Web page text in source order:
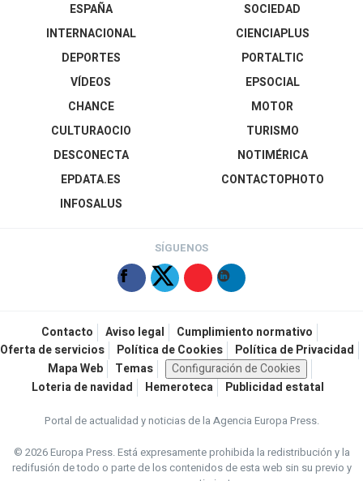
ESPAÑA
INTERNACIONAL
DEPORTES
VÍDEOS
SOCIEDAD
CIENCIAPLUS
PORTALTIC
EPSOCIAL
CHANCE
CULTURAOCIO
DESCONECTA
EPDATA.ES
INFOSALUS
MOTOR
TURISMO
NOTIMÉRICA
CONTACTOPHOTO
SÍGUENOS
Contacto Aviso legal
Cumplimiento normativo
Oferta de servicios
Política de Cookies
Política de Privacidad
Mapa Web
Temas
Configuración de Cookies
Loteria de navidad
Hemeroteca Publicidad estatal
Portal de actualidad y noticias de la Agencia Europa Press.
© 2026 Europa Press.Está expresamente prohibida la redistribución y la
redifusión de todo o parte de los contenidos de esta web sin su previo y